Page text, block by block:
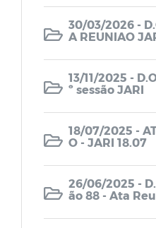
PPA -
Relatório de
Quadro
PCA -
30/03/2026 -
A REUNIAO
13/11/2025 -
º sessão JARI
18/07/2025 -
O - JARI 18.07
26/06/2025 -
ão 88 - Ata